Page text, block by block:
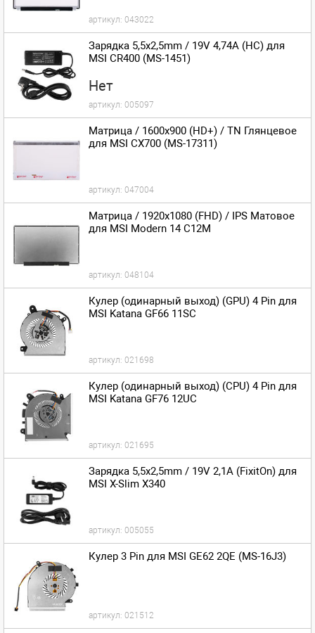
артикул: 043022
Зарядка 5,5x2,5mm / 19V 4,74A (HC) для
MSI CR400 (MS-1451)
Нет
артикул: 005097
Матрица / 1600x900 (HD+) / TN Глянцевое
для MSI CX700 (MS-17311)
артикул: 047004
Матрица / 1920x1080 (FHD) / IPS Матовое
для MSI Modern 14 C12M
артикул: 048104
Кулер (одинарный выход) (GPU) 4 Pin для
MSI Katana GF66 11SC
артикул: 021698
Кулер (одинарный выход) (CPU) 4 Pin для
MSI Katana GF76 12UC
артикул: 021695
Зарядка 5,5x2,5mm / 19V 2,1A (FixitOn) для
MSI X-Slim X340
артикул: 005055
Кулер 3 Pin для MSI GE62 2QE (MS-16J3)
артикул: 021512